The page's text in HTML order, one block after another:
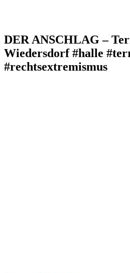
DER ANSCHLAG –
Wiedersdorf #halle
#rechtsextremismus